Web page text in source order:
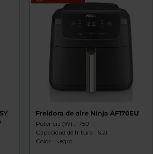
Freidora de aire Ninja AF170EU
Potencia (W) : 1750
Capacidad de fritura : 6.2l
Color : Negro